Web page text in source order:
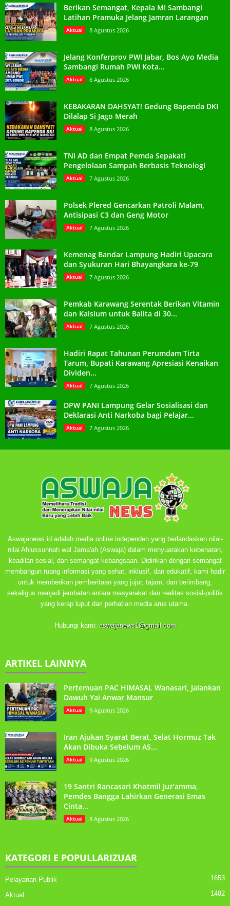
Berikan Semangat, Kepala MI Sambangi
Latihan Pramuka Jelang Jamran Larangan
Aktual 8 Agustus 2026
Jelang Konferprov PWI Jabar, Bos Ayo Media
Sambangi Rumah PWI Kota...
Aktual 8 Agustus 2026
KEBAKARAN DAHSYAT! Gedung Bapenda DKI
Dilalap Si Jago Merah
Aktual 8 Agustus 2026
TNI AD dan Empat Pemda Sepakati
Pengelolaan Sampah Berbasis Teknologi
Aktual 7 Agustus 2026
Polsek Plered Gencarkan Patroli Malam,
Antisipasi C3 dan Geng Motor
Aktual 7 Agustus 2026
Kemenag Bandar Lampung Hadiri Upacara
dan Syukuran Hari Bhayangkara ke-79
Aktual 7 Agustus 2026
Pemkab Karawang Serentak Berikan Vitamin
dan Kalsium untuk Balita di 30...
Aktual 7 Agustus 2026
Hadiri Rapat Tahunan Perumdam Tirta
Tarum, Bupati Karawang Apresiasi Kenaikan
Dividen...
Aktual 7 Agustus 2026
DPW PANI Lampung Gelar Sosialisasi dan
Deklarasi Anti Narkoba bagi Pelajar...
Aktual 7 Agustus 2026
Aswajanews.id adalah media online independen yang berlandaskan nilai-
nilai Ahlussunnah wal Jama'ah (Aswaja) dalam menyuarakan kebenaran,
keadilan sosial, dan semangat kebangsaan. Didirikan dengan semangat
membangun ruang informasi yang sehat, inklusif, dan edukatif, kami hadir
untuk memberikan pemberitaan yang jujur, tajam, dan berimbang,
sekaligus menjadi jembatan antara masyarakat dan realitas sosial-politik
yang kerap luput dari perhatian media arus utama.
Hubungi kami: aswajanews1@gmail.com
ARTIKEL LAINNYA
Pertemuan PAC HIMASAL Wanasari, Jalankan
Dawuh Yai Anwar Mansur
Aktual 9 Agustus 2026
Iran Ajukan Syarat Berat, Selat Hormuz Tak
Akan Dibuka Sebelum AS...
Aktual 9 Agustus 2026
19 Santri Rancasari Khotmil Juz’amma,
Pemdes Bangga Lahirkan Generasi Emas
Cinta...
Aktual 8 Agustus 2026
KATEGORI E POPULLARIZUAR
Pelayanan Publik 1653
Aktual
1482